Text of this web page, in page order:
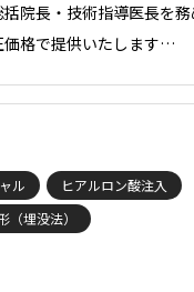
院長・技術指導医長を
価格で提供いたします…
ル
ヒアルロン酸注入
（埋没法）